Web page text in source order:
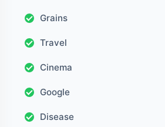
Grains
Travel
Cinema
Google
Disease